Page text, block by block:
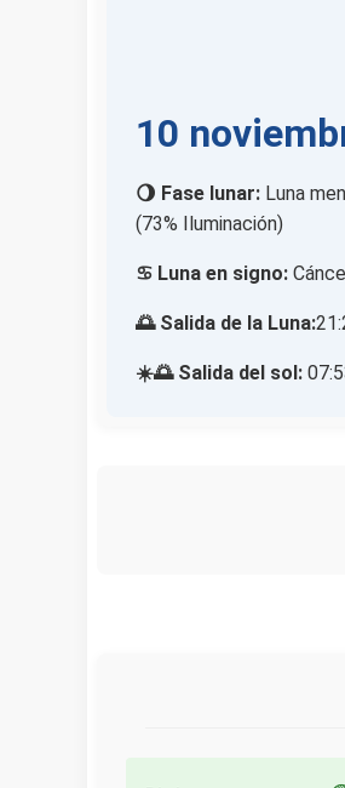
10
🌖 Fase lunar: Luna
(73% Iluminación)
♋ Luna en signo:
🌅 Salida de la Luna:
☀️🌅 Salida del sol: